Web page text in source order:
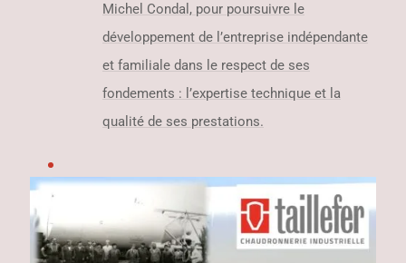
Michel Condal, pour poursuivre le
développement de l’entreprise indépendante
et familiale dans le respect de ses
fondements : l’expertise technique et la
qualité de ses prestations.